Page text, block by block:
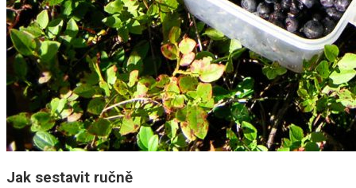
Jak sestavit ručně